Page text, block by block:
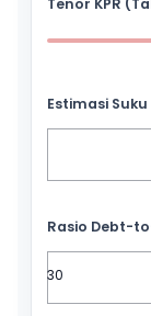
Tenor KPR
Estimasi
Rasio Debt-